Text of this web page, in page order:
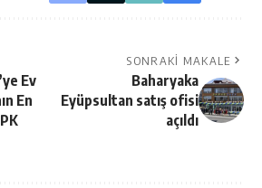
Ev
En
SONRAKI MAKALE
Baharyaka
Eyüpsultan satış ofisi
açıldı